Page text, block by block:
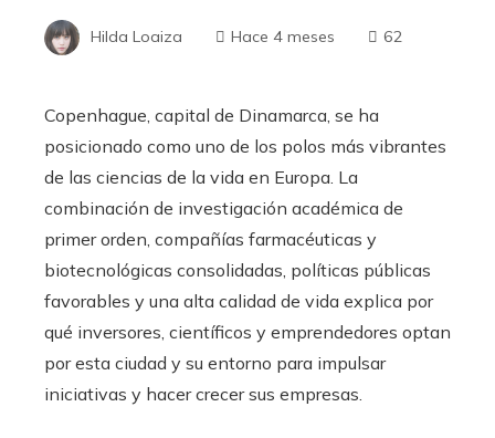
Hilda Loaiza Hace 4 meses 62
Copenhague, capital de Dinamarca, se ha
posicionado como uno de los polos más vibrantes
de las ciencias de la vida en Europa. La
combinación de investigación académica de
primer orden, compañías farmacéuticas y
biotecnológicas consolidadas, políticas públicas
favorables y una alta calidad de vida explica por
qué inversores, científicos y emprendedores optan
por esta ciudad y su entorno para impulsar
iniciativas y hacer crecer sus empresas.